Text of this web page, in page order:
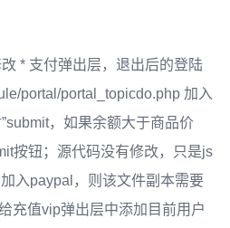
* 支付弹出层，退出后的登陆
portal/portal_topicdo.php 加入
，如果余额大于商品价
按钮；源代码没有修改，只是js
入paypal，则该文件副本需要
充值vip弹出层中添加目前用户